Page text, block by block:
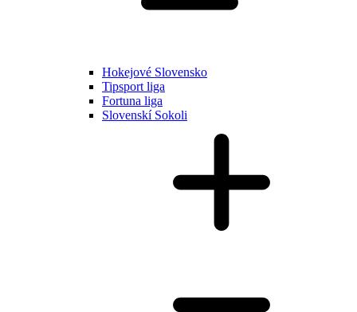
Hokejové Slovensko
Tipsport liga
Fortuna liga
Slovenskí Sokoli